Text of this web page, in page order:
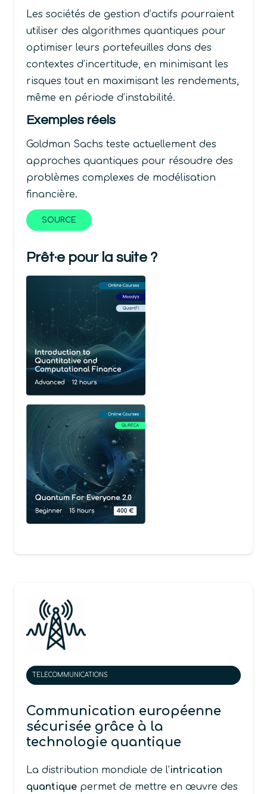
Les sociétés de gestion d’actifs pourraient
utiliser des algorithmes quantiques pour
optimiser leurs portefeuilles dans des
contextes d’incertitude, en minimisant les
risques tout en maximisant les rendements,
même en période d’instabilité.
Exemples réels
Goldman Sachs teste actuellement des
approches quantiques pour résoudre des
problèmes complexes de modélisation
financière.
SOURCE
Prêt·e pour la suite ?
TELECOMMUNICATIONS
Communication européenne
sécurisée grâce à la
technologie quantique
La distribution mondiale de l’intrication
quantique permet de mettre en œuvre des